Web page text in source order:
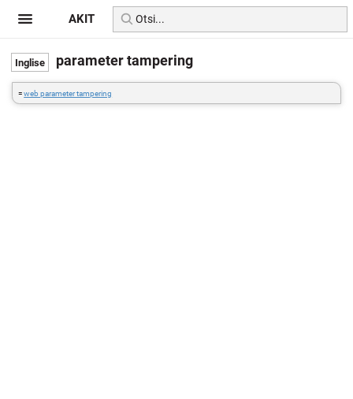
parameter tampering
=web parameter tampering
AKIT